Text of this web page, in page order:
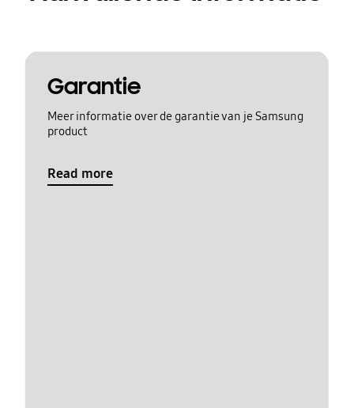
Garantie
Meer informatie over de garantie van je Samsung
product
Read more